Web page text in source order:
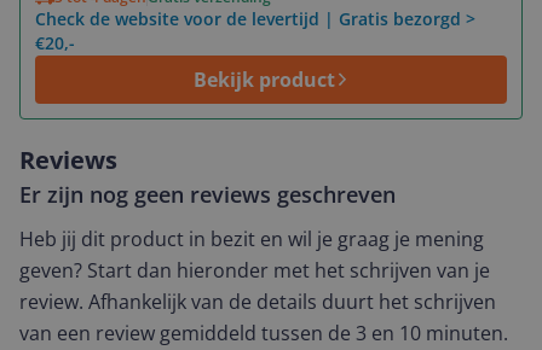
Check de website voor de levertijd | Gratis bezorgd >
€20,-
Bekijk product
Reviews
Er zijn nog geen reviews geschreven
Heb jij dit product in bezit en wil je graag je mening
geven? Start dan hieronder met het schrijven van je
review. Afhankelijk van de details duurt het schrijven
van een review gemiddeld tussen de 3 en 10 minuten.